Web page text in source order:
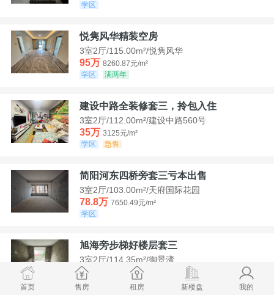
学区
悦隽风华精装空房
3室2厅/115.00m²/悦隽风华
95万 8260.87元/m²
学区
满两年
建设中路全装修套三，拎包入住
3室2厅/112.00m²/建设中路560号
35万 3125元/m²
学区
急售
简阳河东四桥旁套三亏本出售
3室2厅/103.00m²/天府国际花园
78.8万 7650.49元/m²
学区
旭海旁步梯好楼层套三
3室2厅/114.35m²/御景湾
52万
4547.44元/m²
学区
首页 售房 租房 新楼盘 我的